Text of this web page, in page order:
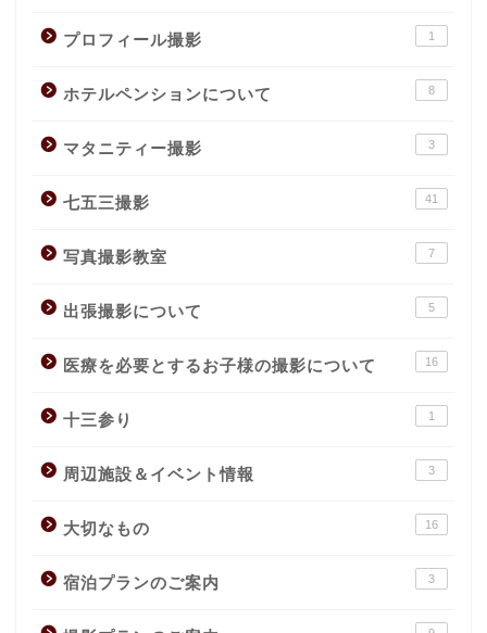
プロフィール撮影 1
ホテルペンションについて 8
マタニティー撮影 3
七五三撮影 41
写真撮影教室 7
出張撮影について 5
医療を必要とするお子様の撮影について 16
十三参り 1
周辺施設＆イベント情報 3
大切なもの 16
宿泊プランのご案内 3